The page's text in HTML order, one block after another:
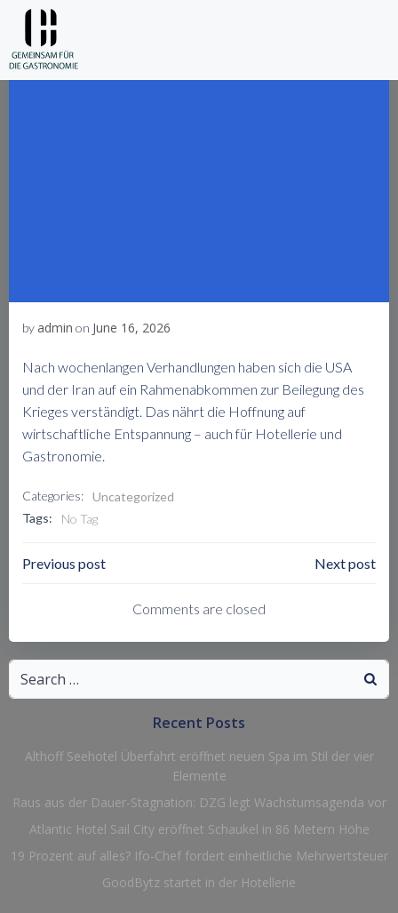
by admin on June 16, 2026
Nach wochenlangen Verhandlungen haben sich die USA
und der Iran auf ein Rahmenabkommen zur Beilegung des
Krieges verständigt. Das nährt die Hoffnung auf
wirtschaftliche Entspannung – auch für Hotellerie und
Gastronomie.
Categories: Uncategorized
Tags:
No Tag
Post
Navigation
Previous post
Navigation
Next post
Comments are closed
Search
for:
Recent Posts
Althoff Seehotel Überfahrt eröffnet neuen Spa im Stil der vier
Elemente
Raus aus der Dauer-Stagnation: DZG legt Wachstumsagenda vor
Atlantic Hotel Sail City eröffnet Schaukel in 86 Metern Höhe
19 Prozent auf alles? Ifo-Chef fordert einheitliche Mehrwertsteuer
GoodBytz startet in der Hotellerie